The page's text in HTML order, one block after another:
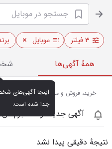
۳ فیلتر موبایل
همهٔ آگهی‌ها
جدا شده است.
خرید، فروش و مشاهده قیمت روز
آگهی جدید اومد خبرم کن
نتیجهٔ دقیقی پیدا نشد